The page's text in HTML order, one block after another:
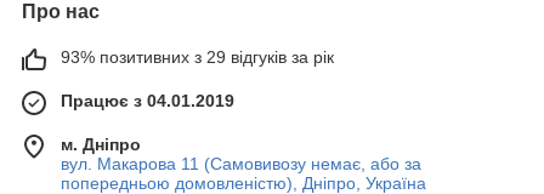
Про нас
93% позитивних з 29 відгуків за рік
Працює з 04.01.2019
м. Дніпро
вул. Макарова 11 (Самовивозу немає, або за
попередньою домовленістю), Дніпро, Україна